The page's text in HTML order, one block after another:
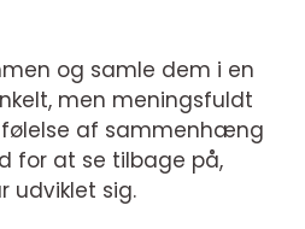
og samle dem i en
men meningsfuldt
følelse af sammenhæng
for at se tilbage på,
udviklet sig.